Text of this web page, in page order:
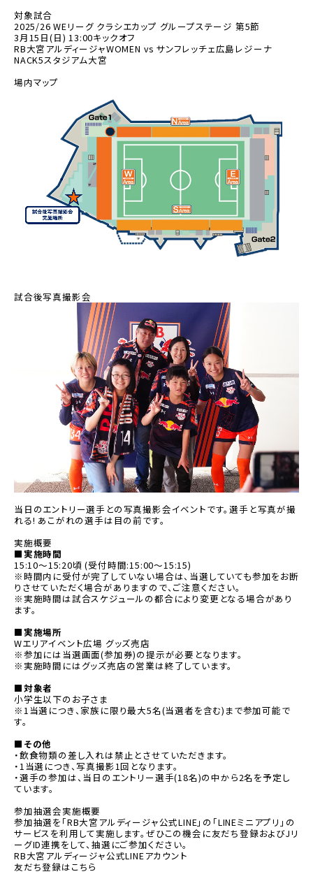
対象試合
2025/26 WEリーグ クラシエカップ グループステージ 第5節
3月15日(日) 13:00キックオフ
RB大宮アルディージャWOMEN vs サンフレッチェ広島レジーナ
NACK5スタジアム大宮
場内マップ
試合後写真撮影会
当日のエントリー選手との写真撮影会イベントです。選手と写真が撮
れる! あこがれの選手は目の前です。
実施概要
■実施時間
15:10〜15:20頃 (受付時間:15:00〜15:15)
※時間内に受付が完了していない場合は、当選していても参加をお断
りさせていただく場合がありますので、ご注意ください。
※実施時間は試合スケジュールの都合により変更となる場合があり
ます。
■実施場所
Wエリアイベント広場 グッズ売店
※参加には当選画面(参加券)の提示が必要となります。
※実施時間にはグッズ売店の営業は終了しています。
■対象者
小学生以下のお子さま
※1当選につき、家族に限り最大5名(当選者を含む)まで参加可能で
す。
■その他
・飲食物類の差し入れは禁止とさせていただきます。
・1当選につき、写真撮影1回となります。
・選手の参加は、当日のエントリー選手(18名)の中から2名を予定し
ています。
参加抽選会実施概要
参加抽選を「RB大宮アルディージャ公式LINE」の「LINEミニアプリ」の
サービスを利用して実施します。ぜひこの機会に友だち登録およびJリ
ーグID連携をして、抽選にご参加ください。
RB大宮アルディージャ公式LINEアカウント
友だち登録はこちら